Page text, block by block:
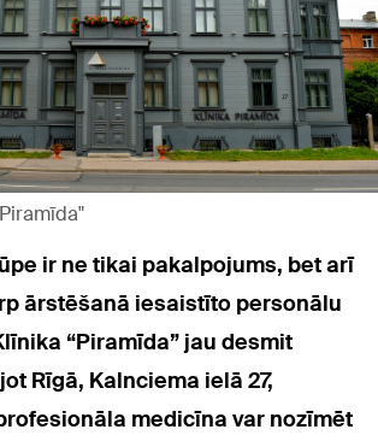
ir ne tikai pakalpojums, bet arī
ārstēšanā iesaistīto personālu
“Piramīda” jau desmit
Rīgā, Kalnciema ielā 27,
medicīna var nozīmēt